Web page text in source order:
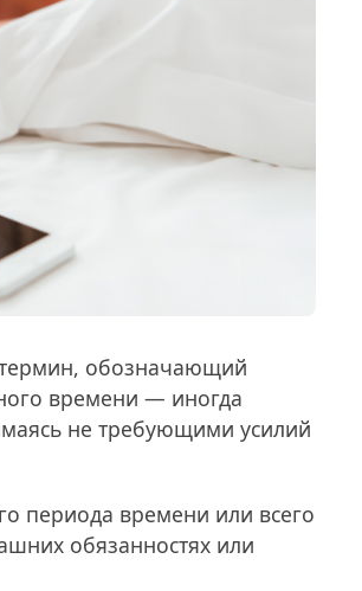
обозначающий
времени — иногда
не требующими усилий
периода времени или всего
обязанностях или